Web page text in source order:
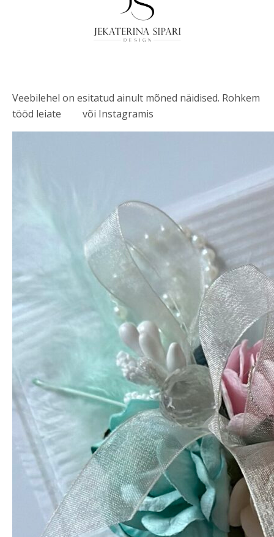
Veebilehel on esitatud ainult mõned näidised. Rohkem
tööd leiate
või Instagramis